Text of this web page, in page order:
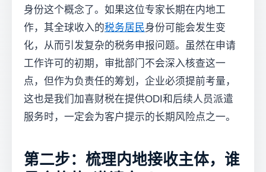
身份这个概念了。如果这位专家长期在内地工
作，其全球收入的税务居民身份可能会发生变
化，从而引发复杂的税务申报问题。虽然在申请
工作许可的初期，审批部门不会深入核查这一
点，但作为负责任的筹划，企业必须提前考量，
这也是我们加喜财税在提供ODI和后续人员派遣
服务时，一定会为客户提示的长期风险点之一。
第二步：梳理内地接收主体，谁